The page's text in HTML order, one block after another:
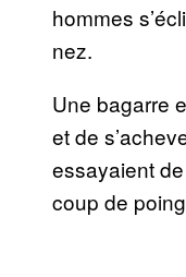
hommes
nez.
Une bagarre
et de
essayaient
coup de